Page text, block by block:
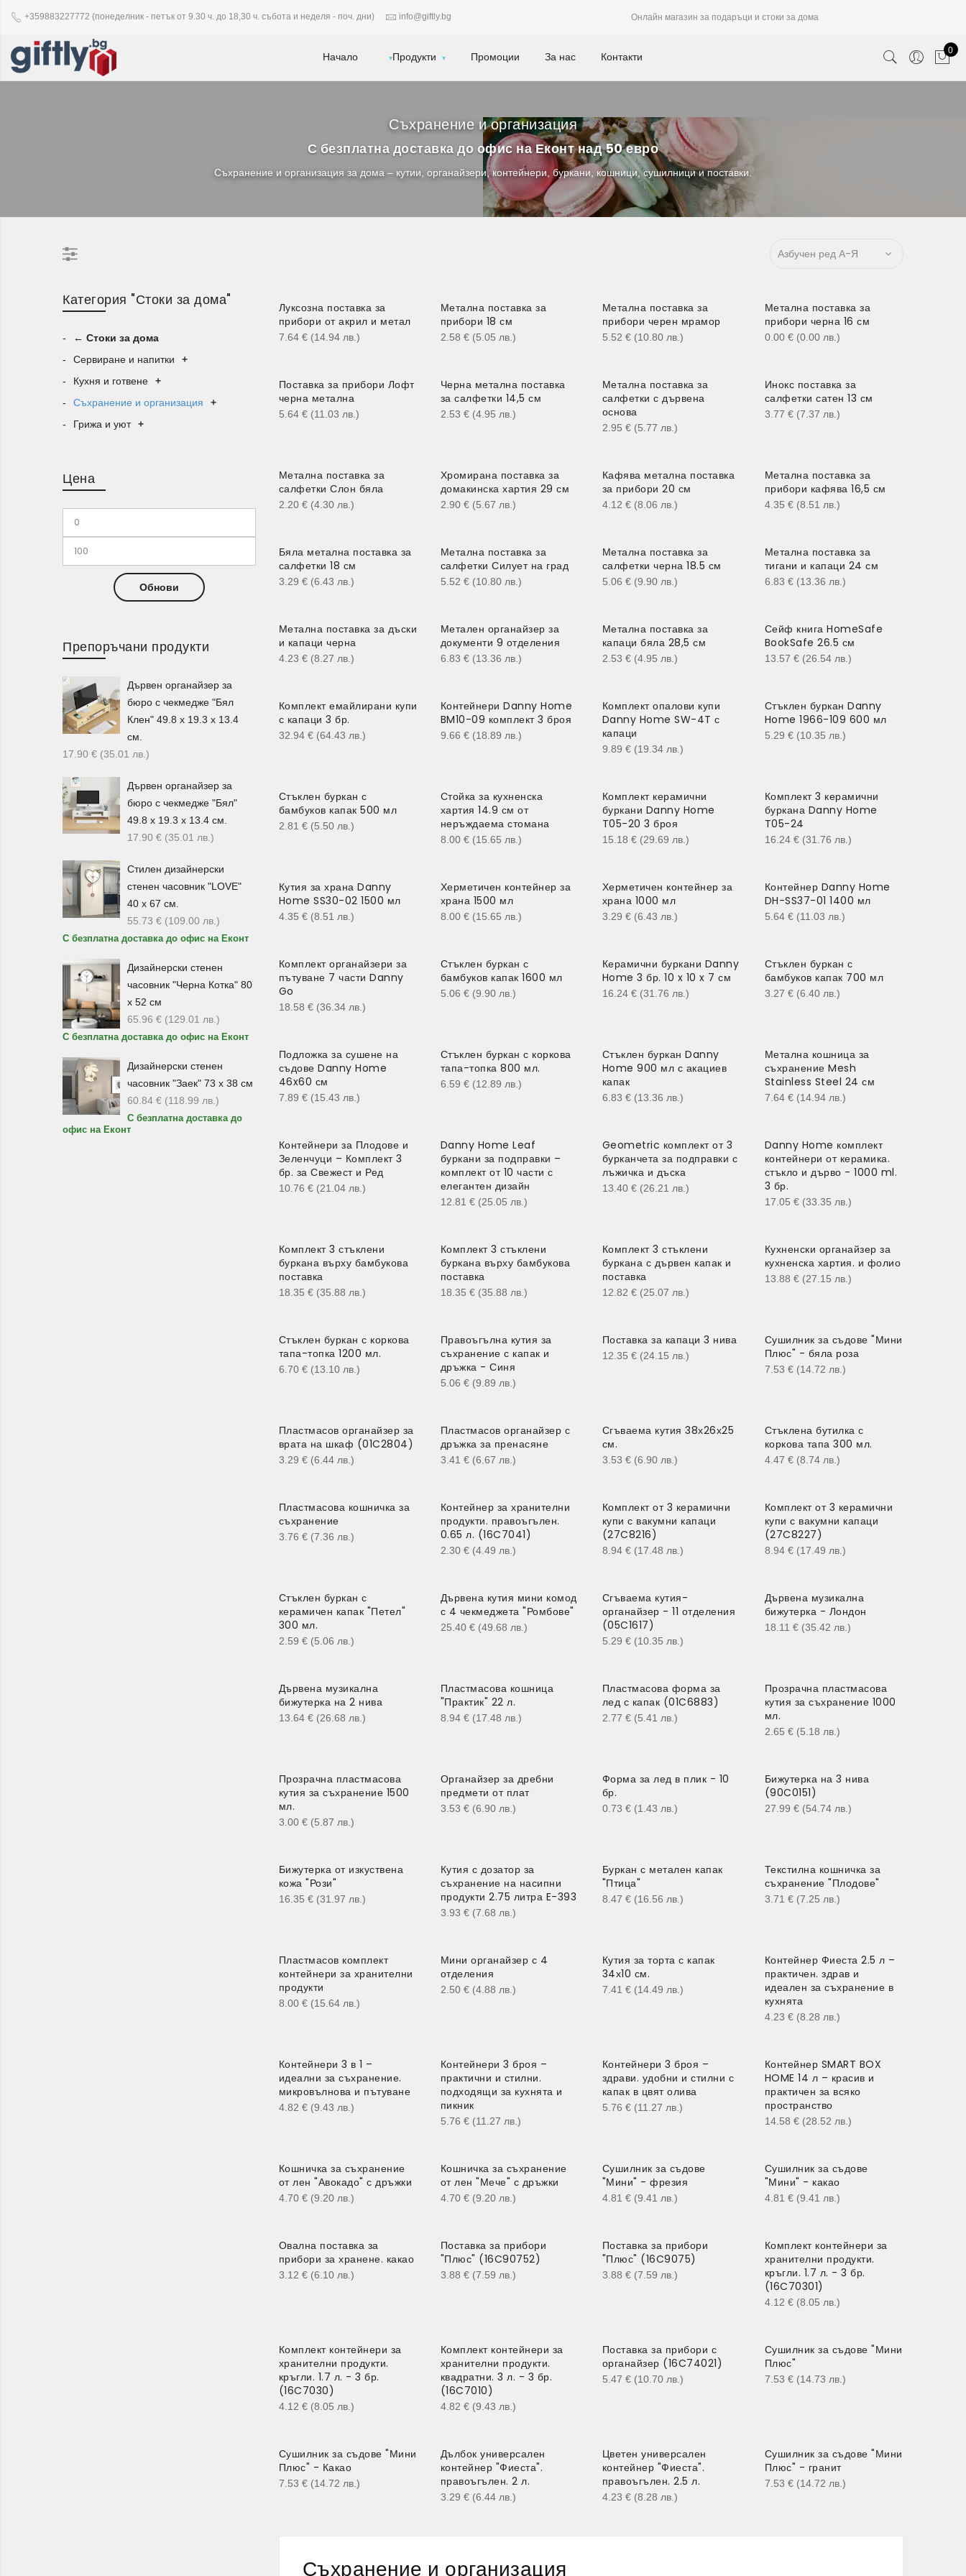
+359883227772 (понеделник - петък от 9.30 ч. до 18,30 ч. събота и неделя - поч. дни) info@giftly.bg Онлайн магазин за подаръци и стоки за дома
Начало Продукти Промоции За нас Контакти 0
Съхранение и организация
С безплатна доставка до офис на Еконт над 50 евро
Съхранение и организация за дома – кутии, органайзери, контейнери, буркани, кошници, сушилници и поставки.
Луксозна поставка за
прибори от акрил и метал
7.64 € (14.94 лв. )
Метална поставка за
прибори 18 см
2.58 € (5.05 лв. )
Метална поставка за
прибори черен мрамор
5.52 € (10.80 лв. )
Метална поставка за
прибори черна 16 см
0.00 € (0.00 лв. )
Поставка за прибори Лофт
черна метална
5.64 € (11.03 лв. )
Черна метална поставка
за салфетки 14,5 см
2.53 € (4.95 лв. )
Метална поставка за
салфетки с дървена
основа
2.95 € (5.77 лв. )
Инокс поставка за
салфетки сатен 13 см
3.77 € (7.37 лв. )
Метална поставка за
салфетки Слон бяла
2.20 € (4.30 лв. )
Хромирана поставка за
домакинска хартия 29 см
2.90 € (5.67 лв. )
Кафява метална поставка
за прибори 20 см
4.12 € (8.06 лв. )
Метална поставка за
прибори кафява 16,5 см
4.35 € (8.51 лв. )
Бяла метална поставка за
салфетки 18 см
3.29 € (6.43 лв. )
Метална поставка за
салфетки Силует на град
5.52 € (10.80 лв. )
Метална поставка за
салфетки черна 18.5 см
5.06 € (9.90 лв. )
Метална поставка за
тигани и капаци 24 см
6.83 € (13.36 лв. )
Метална поставка за дъски
и капаци черна
4.23 € (8.27 лв. )
Метален органайзер за
документи 9 отделения
6.83 € (13.36 лв. )
Метална поставка за
капаци бяла 28,5 см
2.53 € (4.95 лв. )
Сейф книга HomeSafe
BookSafe 26.5 см
13.57 € (26.54 лв. )
Комплект емайлирани купи
с капаци 3 бр.
32.94 € (64.43 лв. )
Контейнери Danny Home
BM10-09 комплект 3 броя
9.66 € (18.89 лв. )
Комплект опалови купи
Danny Home SW-4T с
капаци
9.89 € (19.34 лв. )
Стъклен буркан Danny
Home 1966-109 600 мл
5.29 € (10.35 лв. )
Стъклен буркан с
бамбуков капак 500 мл
2.81 € (5.50 лв. )
Стойка за кухненска
хартия 14.9 см от
неръждаема стомана
8.00 € (15.65 лв. )
Комплект керамични
буркани Danny Home
T05-20 3 броя
15.18 € (29.69 лв. )
Комплект 3 керамични
буркана Danny Home
T05-24
16.24 € (31.76 лв. )
Кутия за храна Danny
Home SS30-02 1500 мл
4.35 € (8.51 лв. )
Херметичен контейнер за
храна 1500 мл
8.00 € (15.65 лв. )
Херметичен контейнер за
храна 1000 мл
3.29 € (6.43 лв. )
Контейнер Danny Home
DH-SS37-01 1400 мл
5.64 € (11.03 лв. )
Комплект органайзери за
пътуване 7 части Danny
Go
18.58 € (36.34 лв. )
Стъклен буркан с
бамбуков капак 1600 мл
5.06 € (9.90 лв. )
Керамични буркани Danny
Home 3 бр. 10 x 10 x 7 см
16.24 € (31.76 лв. )
Стъклен буркан с
бамбуков капак 700 мл
3.27 € (6.40 лв. )
Подложка за сушене на
съдове Danny Home
46x60 см
7.89 € (15.43 лв. )
Стъклен буркан с коркова
тапа-топка 800 мл.
6.59 € (12.89 лв. )
Стъклен буркан Danny
Home 900 мл с акациев
капак
6.83 € (13.36 лв. )
Метална кошница за
съхранение Mesh
Stainless Steel 24 см
7.64 € (14.94 лв. )
Контейнери за Плодове и
Зеленчуци – Комплект 3
бр. за Свежест и Ред
10.76 € (21.04 лв. )
Danny Home Leaf
буркани за подправки –
комплект от 10 части с
елегантен дизайн
12.81 € (25.05 лв. )
Geometric комплект от 3
бурканчета за подправки с
лъжичка и дъска
13.40 € (26.21 лв. )
Danny Home комплект
контейнери от керамика.
стъкло и дърво - 1000 ml.
3 бр.
17.05 € (33.35 лв. )
Комплект 3 стъклени
буркана върху бамбукова
поставка
18.35 € (35.88 лв. )
Комплект 3 стъклени
буркана върху бамбукова
поставка
18.35 € (35.88 лв. )
Комплект 3 стъклени
буркана с дървен капак и
поставка
12.82 € (25.07 лв. )
Кухненски органайзер за
кухненска хартия. и фолио
13.88 € (27.15 лв. )
Стъклен буркан с коркова
тапа-топка 1200 мл.
6.70 € (13.10 лв. )
Правоъгълна кутия за
съхранение с капак и
дръжка - Синя
5.06 € (9.89 лв. )
Поставка за капаци 3 нива
12.35 € (24.15 лв. )
Сушилник за съдове "Мини
Плюс" - бяла роза
7.53 € (14.72 лв. )
Пластмасов органайзер за
врата на шкаф (01C2804)
3.29 € (6.44 лв. )
Пластмасов органайзер с
дръжка за пренасяне
3.41 € (6.67 лв. )
Сгъваема кутия 38х26х25
см.
3.53 € (6.90 лв. )
Стъклена бутилка с
коркова тапа 300 мл.
4.47 € (8.74 лв. )
Пластмасова кошничка за
съхранение
3.76 € (7.36 лв. )
Контейнер за хранителни
продукти. правоъгълен.
0.65 л. (16C7041)
2.30 € (4.49 лв. )
Комплект от 3 керамични
купи с вакумни капаци
(27C8216)
8.94 € (17.48 лв. )
Комплект от 3 керамични
купи с вакумни капаци
(27C8227)
8.94 € (17.49 лв. )
Стъклен буркан с
керамичен капак "Петел"
300 мл.
2.59 € (5.06 лв. )
Дървена кутия мини комод
с 4 чекмеджета "Ромбове"
25.40 € (49.68 лв. )
Сгъваема кутия-
органайзер - 11 отделения
(05C1617)
5.29 € (10.35 лв. )
Дървена музикална
бижутерка - Лондон
18.11 € (35.42 лв. )
Дървена музикална
бижутерка на 2 нива
13.64 € (26.68 лв. )
Пластмасова кошница
"Практик" 22 л.
8.94 € (17.48 лв. )
Пластмасова форма за
лед с капак (01C6883)
2.77 € (5.41 лв. )
Прозрачна пластмасова
кутия за съхранение 1000
мл.
2.65 € (5.18 лв. )
Прозрачна пластмасова
кутия за съхранение 1500
мл.
3.00 € (5.87 лв. )
Органайзер за дребни
предмети от плат
3.53 € (6.90 лв. )
Форма за лед в плик - 10
бр.
0.73 € (1.43 лв. )
Бижутерка на 3 нива
(90C0151)
27.99 € (54.74 лв. )
Бижутерка от изкуствена
кожа "Рози"
16.35 € (31.97 лв. )
Кутия с дозатор за
съхранение на насипни
продукти 2.75 литра E-393
3.93 € (7.68 лв. )
Буркан с метален капак
"Птица"
8.47 € (16.56 лв. )
Текстилна кошничка за
съхранение "Плодове"
3.71 € (7.25 лв. )
Пластмасов комплект
контейнери за хранителни
продукти
8.00 € (15.64 лв. )
Мини органайзер с 4
отделения
2.50 € (4.88 лв. )
Кутия за торта с капак
34х10 см.
7.41 € (14.49 лв. )
Контейнер Фиеста 2.5 л –
практичен. здрав и
идеален за съхранение в
кухнята
4.23 € (8.28 лв. )
Контейнери 3 в 1 –
идеални за съхранение.
микровълнова и пътуване
4.82 € (9.43 лв. )
Контейнери 3 броя –
практични и стилни.
подходящи за кухнята и
пикник
5.76 € (11.27 лв. )
Контейнери 3 броя –
здрави. удобни и стилни с
капак в цвят олива
5.76 € (11.27 лв. )
Контейнер SMART BOX
HOME 14 л – красив и
практичен за всяко
пространство
14.58 € (28.52 лв. )
Кошничка за съхранение
от лен "Авокадо" с дръжки
4.70 € (9.20 лв. )
Кошничка за съхранение
от лен "Мече" с дръжки
4.70 € (9.20 лв. )
Сушилник за съдове
"Мини" - фрезия
4.81 € (9.41 лв. )
Сушилник за съдове
"Мини" - какао
4.81 € (9.41 лв. )
Овална поставка за
прибори за хранене. какао
3.12 € (6.10 лв. )
Поставка за прибори
"Плюс" (16C90752)
3.88 € (7.59 лв. )
Поставка за прибори
"Плюс" (16C9075)
3.88 € (7.59 лв. )
Комплект контейнери за
хранителни продукти.
кръгли. 1.7 л. - 3 бр.
(16C70301)
4.12 € (8.05 лв. )
Комплект контейнери за
хранителни продукти.
кръгли. 1.7 л. - 3 бр.
(16C7030)
4.12 € (8.05 лв. )
Комплект контейнери за
хранителни продукти.
квадратни. 3 л. - 3 бр.
(16C7010)
4.82 € (9.43 лв. )
Поставка за прибори с
органайзер (16C74021)
5.47 € (10.70 лв. )
Сушилник за съдове "Мини
Плюс"
7.53 € (14.73 лв. )
Сушилник за съдове "Мини
Плюс" - Какао
7.53 € (14.72 лв. )
Дълбок универсален
контейнер "Фиеста".
правоъгълен. 2 л.
3.29 € (6.44 лв. )
Цветен универсален
контейнер "Фиеста".
правоъгълен. 2.5 л.
4.23 € (8.28 лв. )
Сушилник за съдове "Мини
Плюс" - гранит
7.53 € (14.72 лв. )
Съхранение и организация
Категория "Стоки за дома"
← Стоки за дома
Сервиране и напитки
+
Кухня и готвене
+
Съхранение и организация
+
Грижа и уют
+
Цена
Обнови
Препоръчани продукти
Дървен органайзер за
бюро с чекмедже "Бял
Клен" 49.8 х 19.3 х 13.4
см.
17.90 € (35.01 лв. )
Дървен органайзер за
бюро с чекмедже "Бял"
49.8 х 19.3 х 13.4 см.
17.90 € (35.01 лв. )
Стилен дизайнерски
стенен часовник "LOVE"
40 х 67 см.
55.73 € (109.00 лв. )
С безплатна доставка до офис на Еконт
Дизайнерски стенен
часовник "Черна Котка" 80
х 52 см
65.96 € (129.01 лв. )
С безплатна доставка до офис на Еконт
Дизайнерски стенен
часовник "Заек" 73 х 38 см
60.84 € (118.99 лв. )
С безплатна доставка до
офис на Еконт